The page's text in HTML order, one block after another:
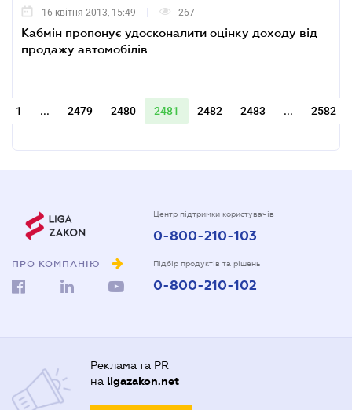
16 квітня 2013, 15:49 267
Кабмін пропонує удосконалити оцінку доходу від
продажу автомобілів
1 ... 2479 2480 2481 2482 2483 ... 2582
ПРО КОМПАНІЮ
Центр підтримки користувачів
0-800-210-103
Підбір продуктів та рішень
0-800-210-102
Реклама та PR
на ligazakon.net